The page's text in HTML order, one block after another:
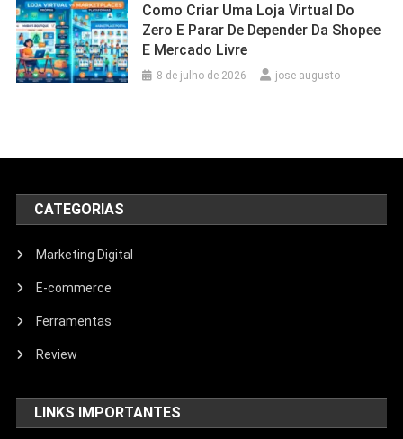
Como Criar Uma Loja Virtual Do
Zero E Parar De Depender Da Shopee
E Mercado Livre
8 de julho de 2026 jose augusto
CATEGORIAS
Marketing Digital
E-commerce
Ferramentas
Review
LINKS IMPORTANTES